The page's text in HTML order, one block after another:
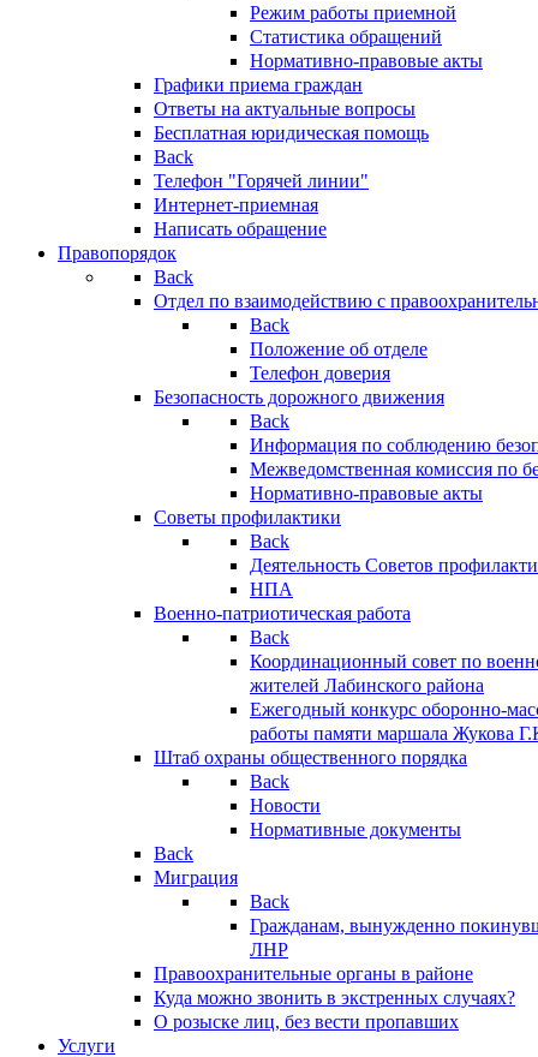
Режим работы приемной
Статистика обращений
Нормативно-правовые акты
Графики приема граждан
Ответы на актуальные вопросы
Бесплатная юридическая помощь
Back
Телефон "Горячей линии"
Интернет-приемная
Написать обращение
Правопорядок
Back
Отдел по взаимодействию с
Back
Положение об отделе
Телефон доверия
Безопасность дорожного движения
Back
Информация по соблюдению
Межведомственная комиссия по
Нормативно-правовые акты
Советы профилактики
Back
Деятельность Советов
НПА
Военно-патриотическая работа
Back
Координационный совет по
жителей Лабинского района
Ежегодный конкурс оборонно-
работы памяти маршала Жукова
Штаб охраны общественного порядка
Back
Новости
Нормативные документы
Back
Миграция
Back
Гражданам, вынужденно
ЛНР
Правоохранительные органы в районе
Куда можно звонить в экстренных случаях?
О розыске лиц, без вести пропавших
Услуги